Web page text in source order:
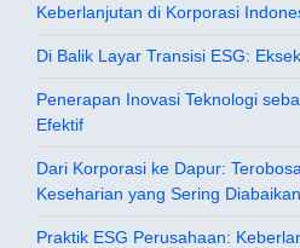
Keberlanjutan di Korporasi
Di Balik Layar Transisi ESG:
Penerapan Inovasi Teknologi
Efektif
Dari Korporasi ke Dapur:
Keseharian yang Sering Diabaikan
Praktik ESG Perusahaan: